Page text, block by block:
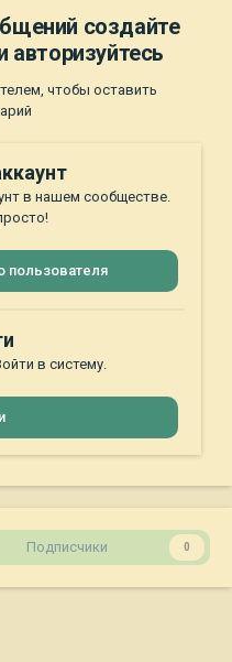
создайте
авторизуйтесь
чтобы оставить
в нашем сообществе.
пользователя
в систему.
Подписчики 0